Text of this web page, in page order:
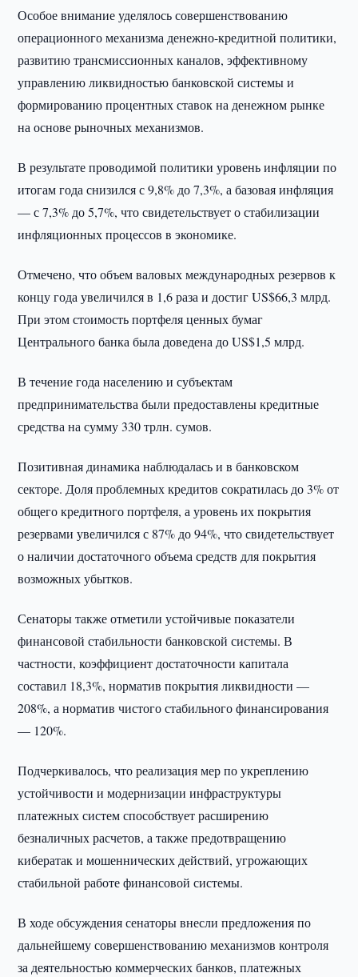
Особое внимание уделялось совершенствованию
операционного механизма денежно-кредитной политики,
развитию трансмиссионных каналов, эффективному
управлению ликвидностью банковской системы и
формированию процентных ставок на денежном рынке
на основе рыночных механизмов.
В результате проводимой политики уровень инфляции по
итогам года снизился с 9,8% до 7,3%, а базовая инфляция
— с 7,3% до 5,7%, что свидетельствует о стабилизации
инфляционных процессов в экономике.
Отмечено, что объем валовых международных резервов к
концу года увеличился в 1,6 раза и достиг US$66,3 млрд.
При этом стоимость портфеля ценных бумаг
Центрального банка была доведена до US$1,5 млрд.
В течение года населению и субъектам
предпринимательства были предоставлены кредитные
средства на сумму 330 трлн. сумов.
Позитивная динамика наблюдалась и в банковском
секторе. Доля проблемных кредитов сократилась до 3% от
общего кредитного портфеля, а уровень их покрытия
резервами увеличился с 87% до 94%, что свидетельствует
о наличии достаточного объема средств для покрытия
возможных убытков.
Сенаторы также отметили устойчивые показатели
финансовой стабильности банковской системы. В
частности, коэффициент достаточности капитала
составил 18,3%, норматив покрытия ликвидности —
208%, а норматив чистого стабильного финансирования
— 120%.
Подчеркивалось, что реализация мер по укреплению
устойчивости и модернизации инфраструктуры
платежных систем способствует расширению
безналичных расчетов, а также предотвращению
кибератак и мошеннических действий, угрожающих
стабильной работе финансовой системы.
В ходе обсуждения сенаторы внесли предложения по
дальнейшему совершенствованию механизмов контроля
за деятельностью коммерческих банков, платежных